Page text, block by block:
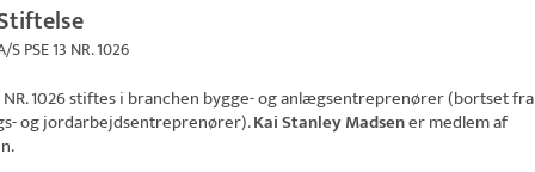
S PSE 13 NR. 1026
1026stiftes i branchen bygge- og anlægsentreprenører (bortset fra
og jordarbejdsentreprenører).Kai Stanley Madsener medlem af